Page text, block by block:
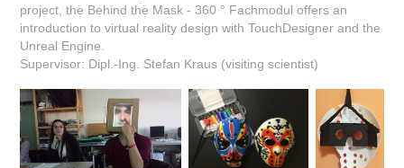
project, the Behind the Mask - 360 ° Fachmodul offers an
introduction to virtual reality design with TouchDesigner and the
Unreal Engine.
Supervisor: Dipl.-Ing. Stefan Kraus (visiting scientist)